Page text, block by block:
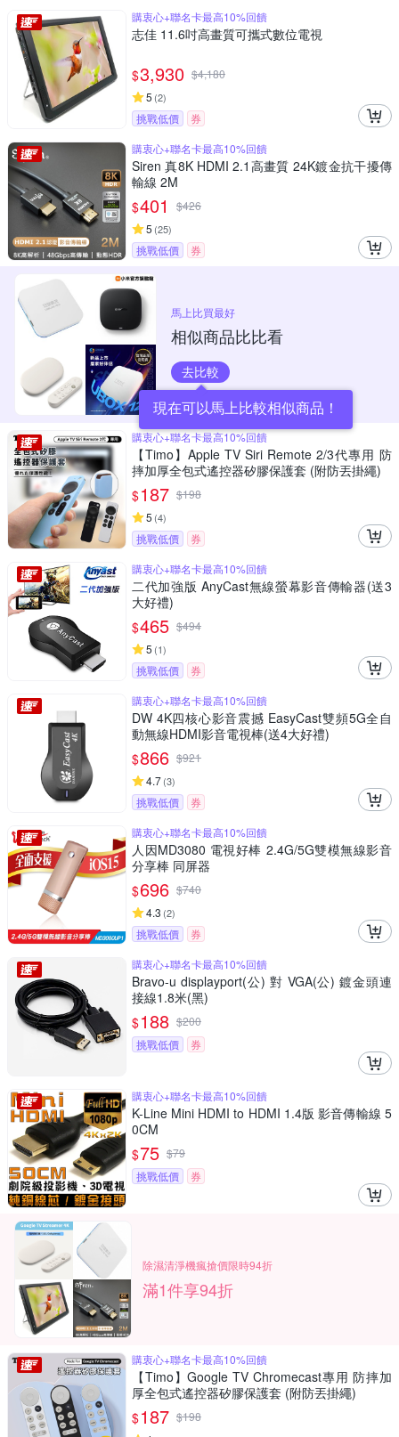
購衷心+聯名卡最高10%回饋
志佳 11.6吋高畫質可攜式數位電視
$3,930 $4,180
5 (2)
挑戰低價
券
購衷心+聯名卡最高10%回饋
Siren 真8K HDMI 2.1高畫質 24K鍍金抗干擾傳
輸線 2M
$401 $426
5 (25)
挑戰低價 券
馬上比買最好
相似商品比比看
去比較
現在可以馬上比較相似商品！
購衷心+聯名卡最高10%回饋
【Timo】Apple TV Siri Remote 2/3代專用 防
摔加厚全包式遙控器矽膠保護套 (附防丟掛繩)
$187 $198
5 (4)
挑戰低價
券
購衷心+聯名卡最高10%回饋
二代加強版 AnyCast無線螢幕影音傳輸器(送3
大好禮)
$465 $494
5 (1)
挑戰低價
券
購衷心+聯名卡最高10%回饋
DW 4K四核心影音震撼 EasyCast雙頻5G全自
動無線HDMI影音電視棒(送4大好禮)
$866 $921
4.7(3)
挑戰低價
券
購衷心+聯名卡最高10%回饋
人因MD3080 電視好棒 2.4G/5G雙模無線影音
分享棒 同屏器
$696 $740
4.3 (2)
挑戰低價
券
購衷心+聯名卡最高10%回饋
Bravo-u displayport(公) 對 VGA(公) 鍍金頭連
接線1.8米(黑)
$188 $200
挑戰低價
券
購衷心+聯名卡最高10%回饋
K-Line Mini HDMI to HDMI 1.4版 影音傳輸線 5
0CM
$75 $79
挑戰低價
券
除濕清淨機瘋搶價限時94折
滿1件享94折
購衷心+聯名卡最高10%回饋
【Timo】Google TV Chromecast專用 防摔加
厚全包式遙控器矽膠保護套 (附防丟掛繩)
$187 $198